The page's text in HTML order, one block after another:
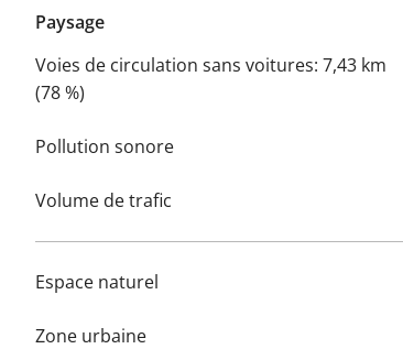
Paysage
Voies de circulation sans voitures: 7,43 km
(78 %)
Pollution sonore
Volume de trafic
Espace naturel
Zone urbaine